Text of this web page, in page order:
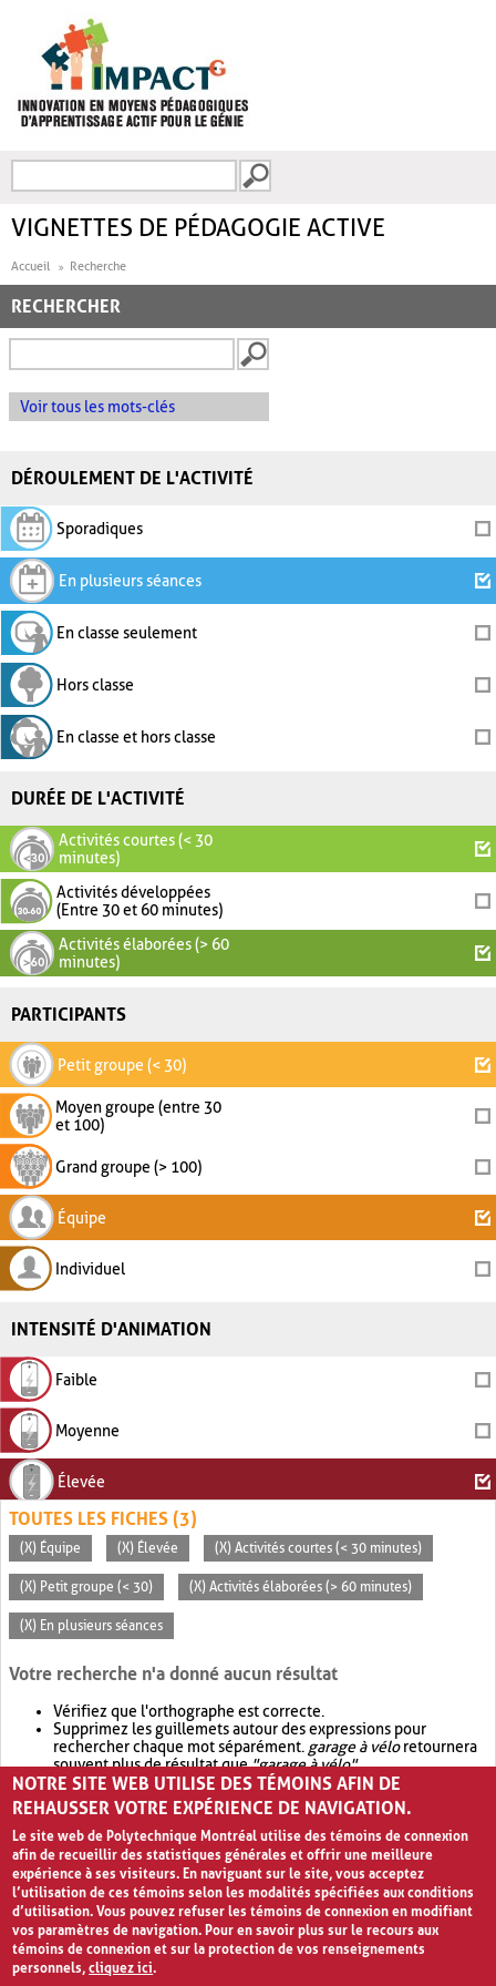
FORMULAIRE DE
VIGNETTES DE PÉDAGOGIE ACTIVE
Accueil Recherche
RECHERCHER
Voir tous les mots-clés
DÉROULEMENT DE L'ACTIVITÉ
Sporadiques
En plusieurs séances
En classe seulement
Hors classe
En classe et hors classe
DURÉE DE L'ACTIVITÉ
Activités courtes (< 30
minutes)
Activités développées
(Entre 30 et 60 minutes)
Activités élaborées (> 60
minutes)
PARTICIPANTS
Petit groupe (< 30)
Moyen groupe (entre 30
et 100)
Grand groupe (> 100)
Équipe
Individuel
INTENSITÉ D'ANIMATION
Faible
Moyenne
Élevée
TOUTES LES FICHES (3)
(X) Équipe (X) Élevée (X) Activités courtes (< 30 minutes)
(X) Petit groupe (< 30) (X) Activités élaborées (> 60 minutes)
(X) En plusieurs séances
Votre recherche n'a donné aucun résultat
Vérifiez que l'orthographe est correcte.
Supprimez les guillemets autour des expressions pour
rechercher chaque mot séparément. garage à véloretournera
souvent plus de résultat que"garage à vélo".
Envisagez d'élargir votre recherche avec OR.garage OR vélo
retournera souvent plus de résultat quegarage à vélo
NOTRE SITE WEB UTILISE DES TÉMOINS AFIN DE
REHAUSSER VOTRE EXPÉRIENCE DE NAVIGATION.
Le site web de Polytechnique Montréal utilise des témoins de connexion
afin de recueillir des statistiques générales et offrir une meilleure
expérience à ses visiteurs. En naviguant sur le site, vous acceptez
l’utilisation de ces témoins selon les modalités spécifiées aux conditions
d’utilisation. Vous pouvez refuser les témoins de connexion en modifiant
vos paramètres de navigation. Pour en savoir plus sur le recours aux
témoins de connexion et sur la protection de vos renseignements
personnels,cliquez ici.